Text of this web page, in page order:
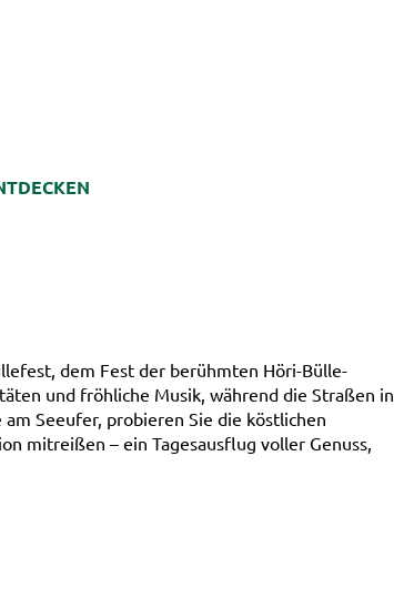
dem Fest der berühmten Höri-Bülle-
und fröhliche Musik, während die Straßen in
Seeufer, probieren Sie die köstlichen
mitreißen – ein Tagesausflug voller Genuss,